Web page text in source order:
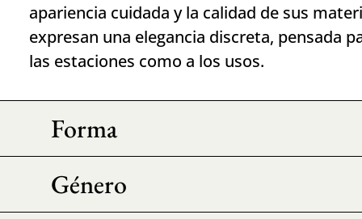
apariencia cuidada y la calidad de sus
expresan una elegancia discreta, pensada
las estaciones como a los usos.
Forma
Género